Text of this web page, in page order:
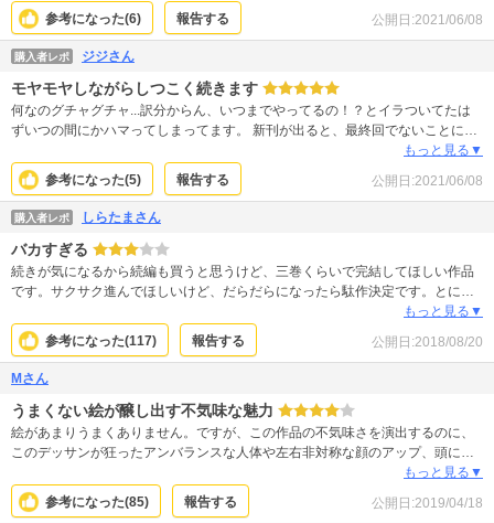
っぱい。そう言った意味で、この作者様は色々経験豊富なんだろうなーと思い
ました。隠れた良作です！
参考になった(6) 報告する 公開日:2021/06/08
購入者レポ ジジさん
モヤモヤしながらしつこく続きます
何なのグチャグチャ...訳分からん、いつまでやってるの！？とイラついてたは
ずいつの間にかハマってしまってます。 新刊が出ると、最終回でないことにホ
ラと主人公の優柔不断にイライラしながらもいつのまにか憎めない。 次号も楽
しみに待ってます（＾∇＾）
もっと見る▼
参考になった(5) 報告する 公開日:2021/06/08
購入者レポ しらたまさん
バカすぎる
続きが気になるから続編も買うと思うけど、三巻くらいで完結してほしい作品
です。サクサク進んでほしいけど、だらだらになったら駄作決定です。とにか
く主人公がバカすぎる。こんなやつ世の中にいるから変な事件起きてるんだな
ぁと思いました。
もっと見る▼
参考になった(117) 報告する 公開日:2018/08/20
Mさん
うまくない絵が醸し出す不気味な魅力
絵があまりうまくありません。ですが、この作品の不気味さを演出するのに、
このデッサンが狂ったアンバランスな人体や左右非対称な顔のアップ、頭にペ
ッタリと貼り付いたような髪の毛がものすごくマッチしていて、妙な魅力を感
じます。 古い西洋の宗教画みたいな不気味さです。 この作品は、この絵だから
いいのだと思います。 たぶんこの先何年経っても、この絵は色んな意味で私の
もっと見る▼
参考になった(85) 報告する 公開日:2019/04/18